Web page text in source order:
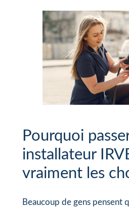
Pourquoi
installateur
vraiment les
Beaucoup de gens pensent